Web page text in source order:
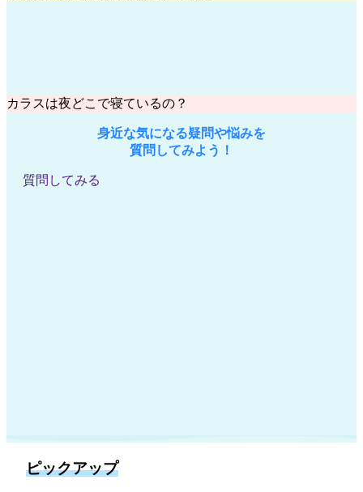
カラスは夜どこで寝ているの？
身近な気になる疑問や悩みを
質問してみよう！
質問してみる
ピックアップ